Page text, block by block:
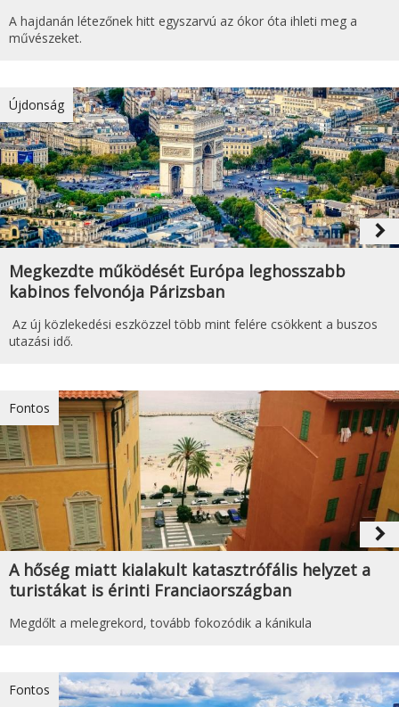
A hajdanán létezőnek hitt egyszarvú az ókor óta ihleti meg a
művészeket.
Újdonság
navigate_next
Megkezdte működését Európa leghosszabb
kabinos felvonója Párizsban
Az új közlekedési eszközzel több mint felére csökkent a buszos
utazási idő.
Fontos
navigate_next
A hőség miatt kialakult katasztrófális helyzet a
turistákat is érinti Franciaországban
Megdőlt a melegrekord, tovább fokozódik a kánikula
Fontos